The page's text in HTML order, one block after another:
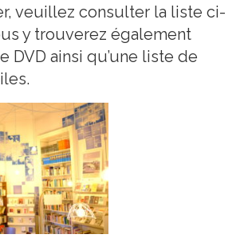
/ ados
le scolaire
enseignants
Allemand
Corona-Chroniken
allemands en LR
veuillez consulter la liste ci-
y trouverez également
DVD ainsi qu’une liste de